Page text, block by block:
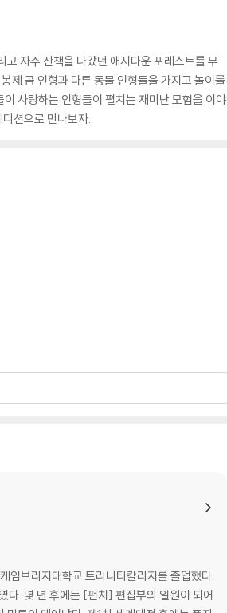
자주 산책을 나갔던 애시다운 포레스트를 무
봉제 곰 인형과 다른 동물 인형들을 가지고 놀이를
사랑하는 인형들이 펼치는 재미난 모험을 이야
션으로 만나보자.
임브리지대학교 트리니티칼리지를 졸업했다.
다. 몇 년 후에는 [펀치] 편집부의 일원이 되어